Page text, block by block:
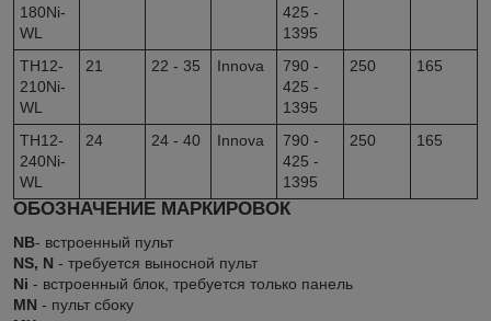
180Ni-
WL
425 -
1395
TH12-
210Ni-
WL
21 22 - 35 Innova
790 -
425 -
1395
250 165
TH12-
240Ni-
WL
24 24 - 40 Innova
790 -
425 -
1395
250 165
ОБОЗНАЧЕНИЕ МАРКИРОВОК
NB- встроенный пульт
NS, N - требуется выносной пульт
Ni - встроенный блок, требуется только панель
MN - пульт сбоку